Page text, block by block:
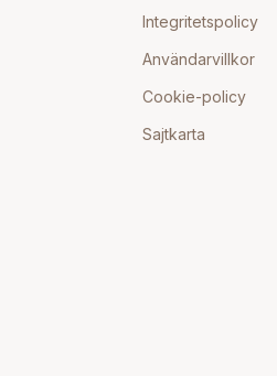
Integritetspolicy
Användarvillkor
Cookie-policy
Sajtkarta